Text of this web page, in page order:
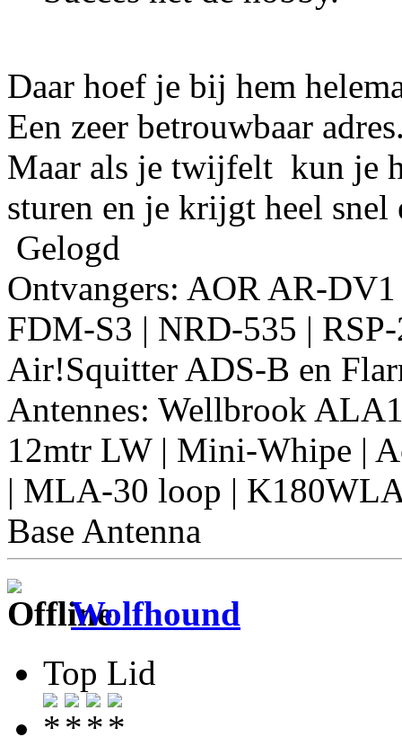
Daar hoef je bij hem
Een zeer betrouwbaar
Maar als je twijfelt kun je
sturen en je krijgt heel snel
Gelogd
Ontvangers: AOR AR-
FDM-S3 | NRD-535 |
Air!Squitter ADS-B en
Antennes: Wellbrook
12mtr LW | Mini-Whipe |
| MLA-30 loop |
Base Antenna
Wolfhound
Top Lid